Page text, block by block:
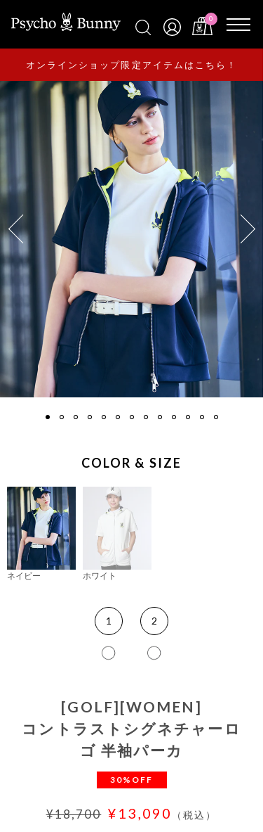
0
オンラインショップ限定アイテムはこちら！
COLOR & SIZE
ネイビー ホワイト
1 2
[GOLF][WOMEN]
コントラストシグネチャーロ
ゴ 半袖パーカ
30%OFF
¥18,700 ¥13,090 （税込）